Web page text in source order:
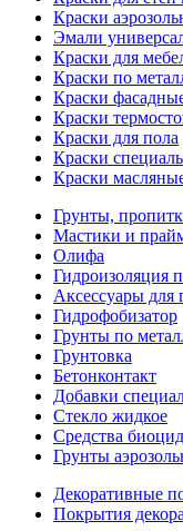
Краски
Эмали
Краски для
Краски по
Краски
Краски
Краски для пола
Краски
Краски
Грунты,
Мастики и
Олифа
Гидроизоляция
Аксессуары для
Гидрофобизатор
Грунты по
Грунтовка
Бетонконтакт
Добавки
Стекло жидкое
Средства
Грунты
Декоративные
Покрытия